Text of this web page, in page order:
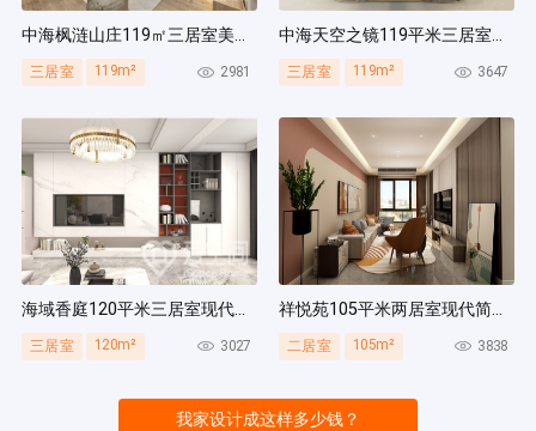
中海枫涟山庄119㎡三居室美式风装修案例
三居室 119m² 2981
中海天空之镜119平米三居室北欧风装修案例
三居室 119m² 3647
海域香庭120平米三居室现代简约风装修案例
三居室 120m² 3027
祥悦苑105平米两居室现代简约风装修案例
二居室 105m² 3838
我家设计成这样多少钱？